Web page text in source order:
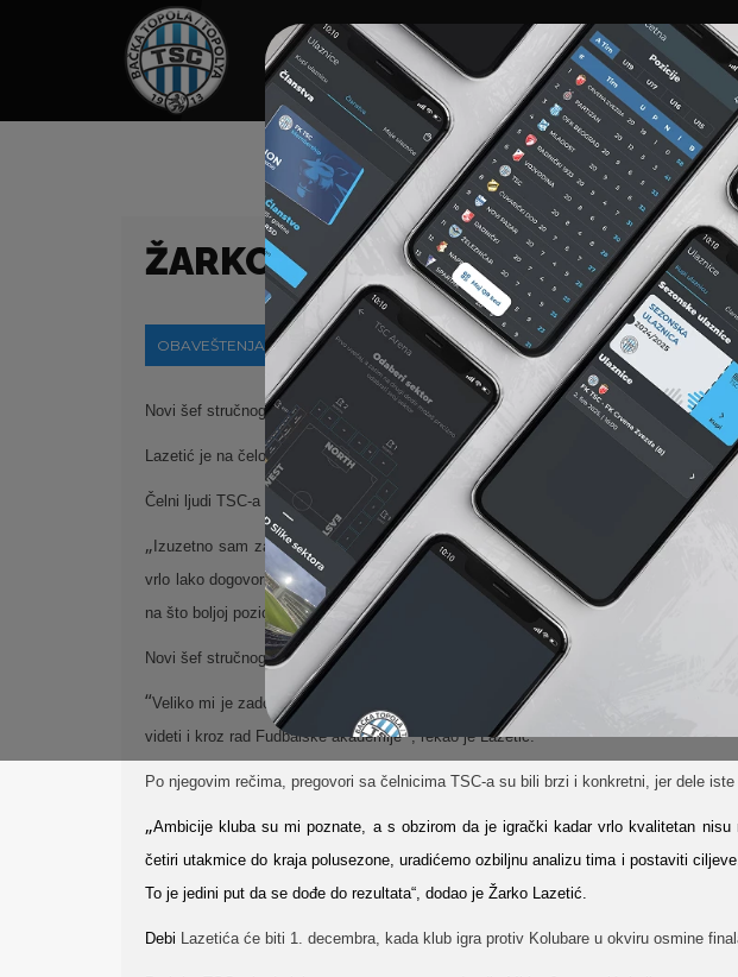
HOME SPONZORI NEWS GALERIJE A TIM
ŽARKO LAZETIĆ JE NOVI ŠEF
OBAVEŠTENJA 29-11-2021
Novi šef stručnog štaba Fudbalskog kluba TSC Žarko Lazetić stigao je danas u
Lazetić je na čelo TSC-a došao sa mesta šefa stručnog štaba ekipe Metalca iz
Čelni ljudi TSC-a su u Lazetiću prepoznali trenera koji neguje moderan fudbal i za
„ Izuzetno sam zadovoljan angažovanjem Žarka Lazetića, mislim da će doneti
vrlo lako dogovorili i razumeli. Verujemo da će saradnja biti na visokom nivou,
na što boljoj poziciji na tabeli“, najavio je novog šefa stručnog štaba predsednik kluba
Novi šef stručnog štaba TSC-a uveren je da će se klub brzo vratiti na mesto koje mu
“Veliko mi je zadovoljstvo što dolazim u TSC, jer ne postoji trener u Srbiji koji ne
videti i kroz rad Fudbalske akademije “, rekao je Lazetić.
Po njegovim rečima, pregovori sa čelnicima TSC-a su bili brzi i konkretni, jer dele
„Ambicije kluba su mi poznate, a s obzirom da je igrački kadar vrlo kvalitetan
četiri utakmice do kraja polusezone, uradićemo ozbiljnu analizu tima i postaviti
To je jedini put da se dođe do rezultata“, dodao je Žarko Lazetić.
Debi Lazetića će biti 1. decembra, kada klub igra protiv Kolubare u okviru osmine